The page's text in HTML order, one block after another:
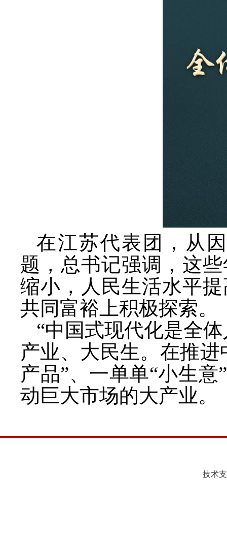
在江苏代表团，从
题，总书记强调，这
缩小，人民生活水平
共同富裕上积极探索。
“中国式现代化是全
产业、大民生。在推
产品”、一单单“小生
动巨大市场的大产业。
技术